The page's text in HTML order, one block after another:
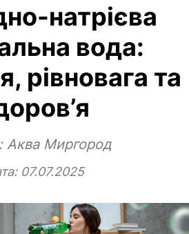
натрієва
вода:
рівновага та
Аква Миргород
07.07.2025